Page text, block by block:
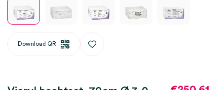
Download QR